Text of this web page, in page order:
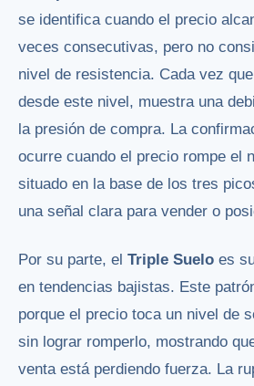
se identifica cuando el precio
veces consecutivas, pero no
nivel de resistencia. Cada vez
desde este nivel, muestra una
la presión de compra. La
ocurre cuando el precio rompe el
situado en la base de los tres
una señal clara para vender o
Por su parte, el Triple Suelo es
en tendencias bajistas. Este
porque el precio toca un nivel de
sin lograr romperlo, mostrando
venta está perdiendo fuerza. La